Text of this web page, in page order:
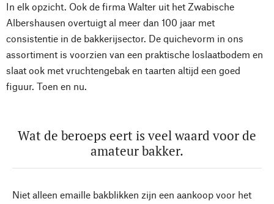
In elk opzicht. Ook de firma Walter uit het Zwabische
Albershausen overtuigt al meer dan 100 jaar met
consistentie in de bakkerijsector. De quichevorm in ons
assortiment is voorzien van een praktische loslaatbodem en
slaat ook met vruchtengebak en taarten altijd een goed
figuur. Toen en nu.
Wat de beroeps eert is veel waard voor de
amateur bakker.
Niet alleen emaille bakblikken zijn een aankoop voor het